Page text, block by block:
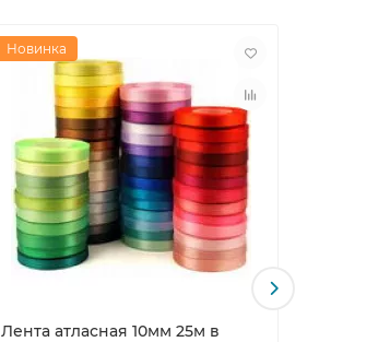
Новинка
Лента атласная 10мм 25м в